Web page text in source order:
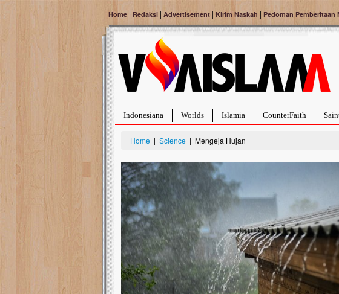
Home | Redaksi | Advertisement | Kirim Naskah | Pedoman Pemberitaan
Indonesiana Worlds Islamia CounterFaith
Home | Science | Mengeja Hujan
Bantu Naura, Balita Hebat Sembuh
Tumor Pembuluh Darah
Hidup Naura Salsabila dipenuhi dengan
rintangan yang sangat berat. Meskipun baru
berusia sepuluh bulan, bayi yang imut ini
menghadapi penyakit yang dahsyat, yaitu
pembuluh darah berukuran...